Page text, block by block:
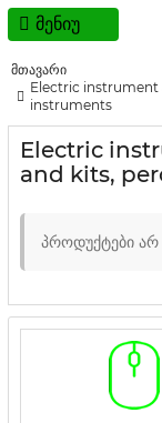
მენიუ
მთავარი
Electric instrument
instruments
Electric
and kits,
პროდუქტები არ